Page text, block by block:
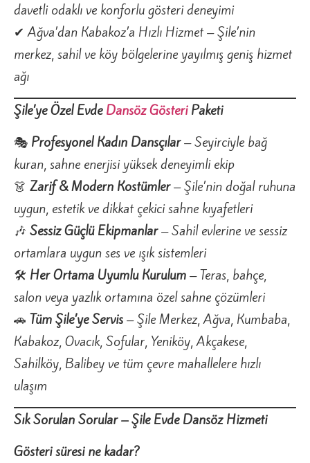
davetli odaklı ve konforlu gösteri deneyimi
✔ Ağva’dan Kabakoz’a Hızlı Hizmet – Şile’nin
merkez, sahil ve köy bölgelerine yayılmış geniş hizmet
ağı
Şile’ye Özel EvdeDansöz GösteriPaketi
🎭 Profesyonel Kadın Dansçılar– Seyirciyle bağ
kuran, sahne enerjisi yüksek deneyimli ekip
👗 Zarif & Modern Kostümler– Şile’nin doğal ruhuna
uygun, estetik ve dikkat çekici sahne kıyafetleri
🎶 Sessiz Güçlü Ekipmanlar– Sahil evlerine ve sessiz
ortamlara uygun ses ve ışık sistemleri
🛠️ Her Ortama Uyumlu Kurulum– Teras, bahçe,
salon veya yazlık ortamına özel sahne çözümleri
🚗 Tüm Şile’ye Servis– Şile Merkez, Ağva, Kumbaba,
Kabakoz, Ovacık, Sofular, Yeniköy, Akçakese,
Sahilköy, Balibey ve tüm çevre mahallelere hızlı
ulaşım
Sık Sorulan Sorular – Şile Evde Dansöz Hizmeti
Gösteri süresi ne kadar?